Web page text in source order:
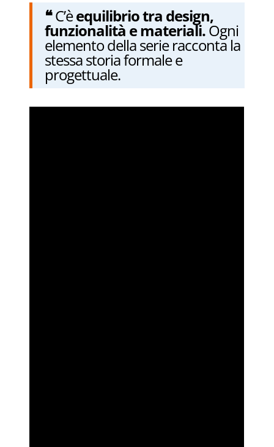
❝C’èequilibrio tra design,
funzionalità e materiali.Ogni
elemento della serie racconta la
stessa storia formale e
progettuale.